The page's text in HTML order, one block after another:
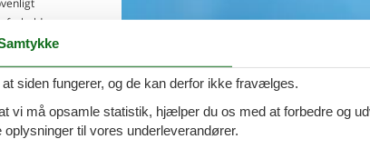
område
til elbil
siden fungerer, og de kan derfor ikke fravælges.
vi må opsamle statistik, hjælper du os med at forbedre og
til vores underleverandører.